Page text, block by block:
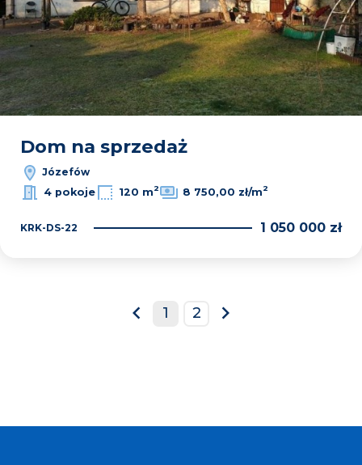
Dom na sprzedaż
Józefów
4 pokoje
120 m2 8 750,00 zł/m2
KRK-DS-22 1 050 000 zł
prev
1 2
next